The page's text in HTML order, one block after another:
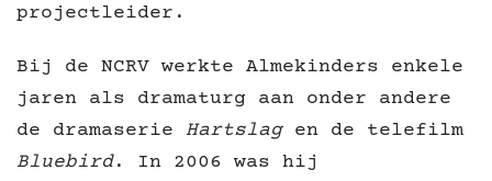
projectleider.
Bij de NCRV werkte Almekinders enkele
jaren als dramaturg aan onder andere
de dramaserie Hartslagen de telefilm
Bluebird. In 2006 was hij